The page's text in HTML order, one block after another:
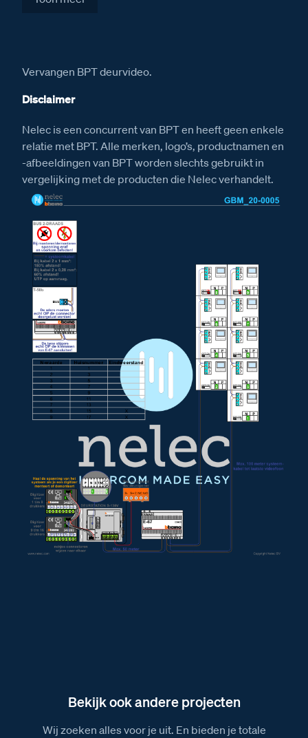
Afmetingen van het Serie 130V deurstation
Afmetingen van het DZ-Rel relais
Afmetingen van de videofoon M-50b Classe 100
Afmetingen van de E-67 voeding
Vervangen BPT deurvideo.
Disclaimer
Nelec is een concurrent van BPT en heeft geen enkele
relatie met BPT. Alle merken, logo’s, productnamen en
-afbeeldingen van BPT worden slechts gebruikt in
vergelijking met de producten die Nelec verhandelt.
Bekijk ook andere projecten
Wij zoeken alles voor je uit. En bieden je totale